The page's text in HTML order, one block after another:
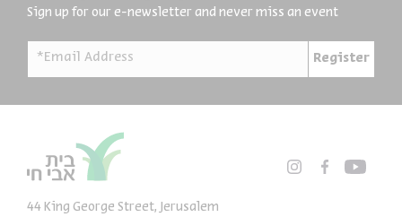
Sign up for our e-newsletter and never miss an event
*Email Address Register
44 King George Street, Jerusalem